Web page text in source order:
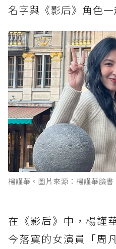
名字與《影后》角色
楊謹華。圖片來源：楊謹華臉書
在《影后》中，楊謹
今落寞的女演員「周